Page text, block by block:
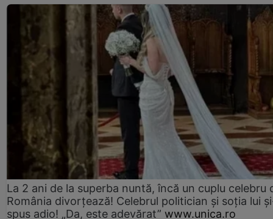
La 2 ani de la superba nuntă, încă un cuplu celebru
România divorțează! Celebrul politician și soția lui
spus adio! „Da, este adevărat” www.unica.ro